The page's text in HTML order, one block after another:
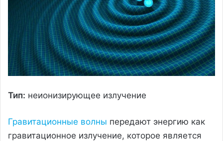
Тип: неионизирующее излучение
Гравитационные волны передают энергию как
гравитационное излучение, которое является